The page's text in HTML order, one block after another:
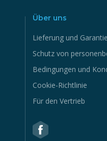
Über uns
Lieferung und Garantie
Schutz von
Bedingungen und
Cookie-Richtlinie
Für den Vertrieb